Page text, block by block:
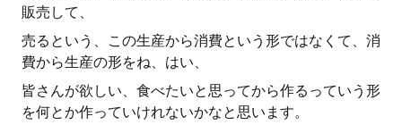
販売して、
売るという、この生産から消費という形ではなくて、消
費から生産の形をね、はい、
皆さんが欲しい、食べたいと思ってから作るっていう形
を何とか作っていけれないかなと思います。